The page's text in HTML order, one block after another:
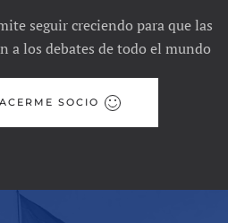
seguir creciendo para que las
a los debates de todo el mundo
SOCIO